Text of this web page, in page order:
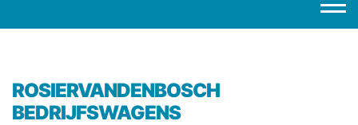
ROSIERVANDENBOSCH
BEDRIJFSWAGENS